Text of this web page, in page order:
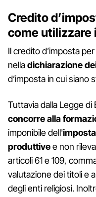
Credito
come utilizzare
Il credito d’imposta
nelladichiarazione
d’imposta in cui siano
Tuttavia dalla Legge di
concorre alla
imponibile dell'
produttivee non
articoli 61 e 109,
valutazione dei titoli e
degli enti religiosi.